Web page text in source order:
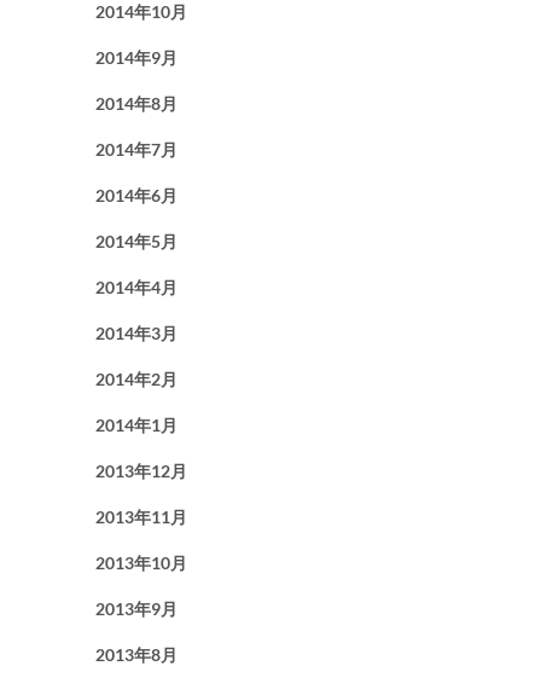
2014年10月
2014年9月
2014年8月
2014年7月
2014年6月
2014年5月
2014年4月
2014年3月
2014年2月
2014年1月
2013年12月
2013年11月
2013年10月
2013年9月
2013年8月